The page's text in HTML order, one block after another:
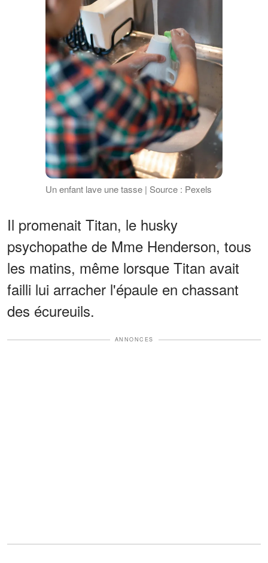
Un enfant lave une tasse | Source : Pexels
Il promenait Titan, le husky
psychopathe de Mme Henderson, tous
les matins, même lorsque Titan avait
failli lui arracher l'épaule en chassant
des écureuils.
ANNONCES